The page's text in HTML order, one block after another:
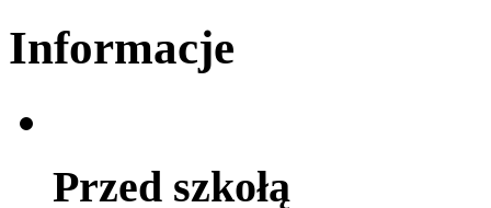
Informacje
Przed szkołą